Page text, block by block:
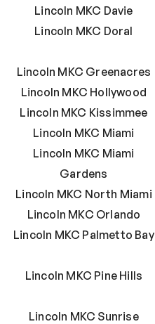
Lincoln MKC Davie
Lincoln MKC Doral
Lincoln MKC Greenacres
Lincoln MKC Hollywood
Lincoln MKC Kissimmee
Lincoln MKC Miami
Lincoln MKC Miami
Gardens
Lincoln MKC North Miami
Lincoln MKC Orlando
Lincoln MKC Palmetto Bay
Lincoln MKC Pine Hills
Lincoln MKC Sunrise